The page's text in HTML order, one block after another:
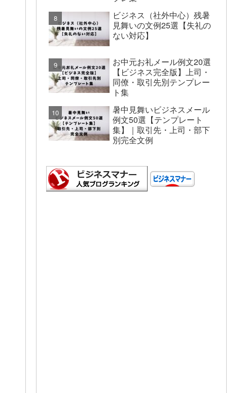
ビジネス（社外中心）残暑
見舞いの文例25選【失礼の
ない対応】
お中元お礼メール例文20選
【ビジネス完全版】上司・
同僚・取引先別テンプレー
ト集
暑中見舞いビジネスメール
例文50選【テンプレート
集】｜取引先・上司・部下
別完全文例